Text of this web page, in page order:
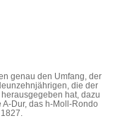
genau den Umfang, der
die der
hat, dazu
A-Dur, das h-Moll-Rondo